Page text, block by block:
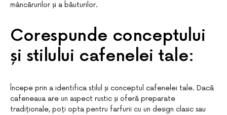
mâncărurilor și a băuturilor.
Corespunde conceptului
și stilului cafenelei tale:
Începe prin a identifica stilul și conceptul cafenelei tale. Dacă
cafeneaua are un aspect rustic și oferă preparate
tradiționale, poți opta pentru farfurii cu un design clasic sau